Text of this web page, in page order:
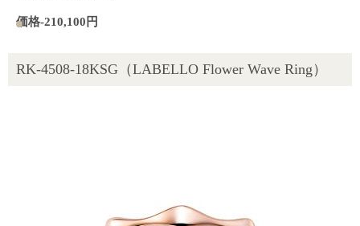
価格-210,100円
RK-4508-18KSG（LABELLO Flower Wave Ring）